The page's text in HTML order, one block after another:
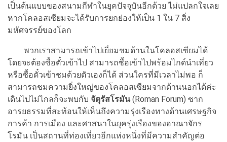
เป็นต้นแบบของสนามกีฬาในยุคปัจจุบันอีกด้วย ไม่แปลกใจเลย
หากโคลอสเซียมจะได้รับการยกย่องให้เป็น 1 ใน 7 สิ่ง
มหัศจรรย์ของโลก
พวกเราสามารถเข้าไปเยี่ยมชมด้านในโคลอสเซียมได้
โดยจะต้องซื้อตั๋วเข้าไป สามารถซื้อเข้าไปพร้อมไกด์นำเที่ยว
หรือซื้อตั๋วเข้าชมด้วยตัวเองก็ได้ ส่วนใครที่มีเวลาไม่พอ ก็
สามารถชมความยิ่งใหญ่ของโคลอสเซียมจากด้านนอกได้ค่ะ
เดินไปไม่ไกลก็จะพบกับ จัตุรัสโรมัน(Roman Forum) ซาก
อารยธรรมที่สะท้อนให้เห็นถึงความรุ่งเรืองทางด้านเศรษฐกิจ
การค้า การเมือง และศาสนาในยุครุ่งเรืองของอาณาจักร
โรมัน เป็นสถานที่ท่องเที่ยวอีกแห่งหนึ่งที่มีความสำคัญต่อ